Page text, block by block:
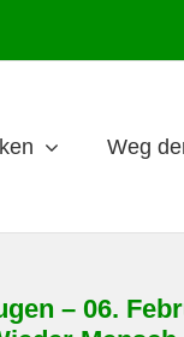
Weg
– 06.